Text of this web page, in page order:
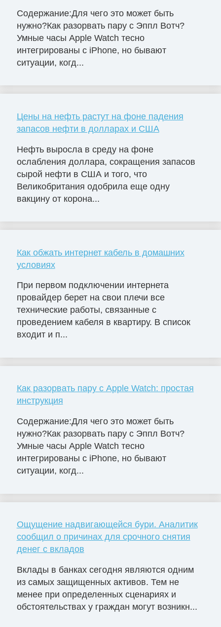
Содержание:Для чего это может быть
нужно?Как разорвать пару с Эппл Вотч?
Умные часы Apple Watch тесно
интегрированы с iPhone, но бывают
ситуации, когд...
Цены на нефть растут на фоне падения
запасов нефти в долларах и США
Нефть выросла в среду на фоне
ослабления доллара, сокращения запасов
сырой нефти в США и того, что
Великобритания одобрила еще одну
вакцину от корона...
Как обжать интернет кабель в домашних
условиях
При первом подключении интернета
провайдер берет на свои плечи все
технические работы, связанные с
проведением кабеля в квартиру. В список
входит и п...
Как разорвать пару с Apple Watch: простая
инструкция
Содержание:Для чего это может быть
нужно?Как разорвать пару с Эппл Вотч?
Умные часы Apple Watch тесно
интегрированы с iPhone, но бывают
ситуации, когд...
Ощущение надвигающейся бури. Аналитик
сообщил о причинах для срочного снятия
денег с вкладов
Вклады в банках сегодня являются одним
из самых защищенных активов. Тем не
менее при определенных сценариях и
обстоятельствах у граждан могут возникн...